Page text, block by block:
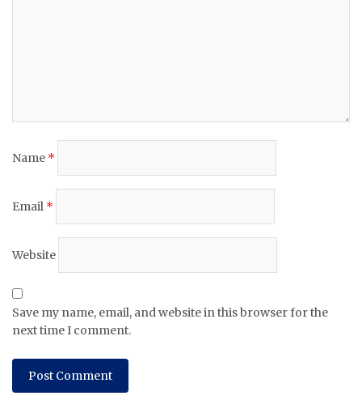
Name *
Email *
Website
Save my name, email, and website in this browser for the
next time I comment.